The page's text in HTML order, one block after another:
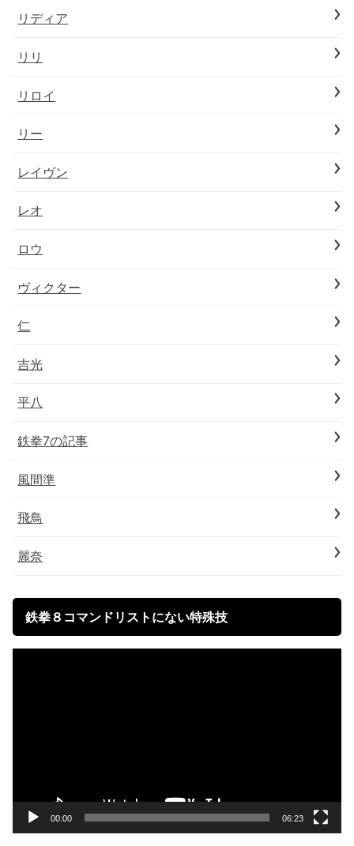
リディア
リリ
リロイ
リー
レイヴン
レオ
ロウ
ヴィクター
仁
吉光
平八
鉄拳7の記事
風間準
飛鳥
麗奈
鉄拳８コマンドリストにない特殊技
00:00 06:23